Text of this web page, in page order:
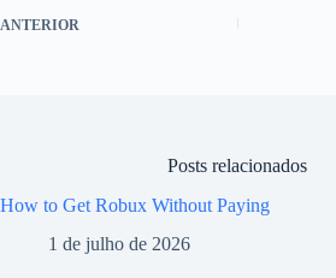
ANTERIOR
Posts relacionados
How to Get Robux Without Paying
1 de julho de 2026